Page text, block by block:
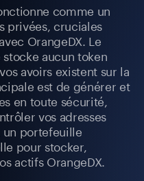
comme un
privées, cruciales
OrangeDX. Le
aucun token
avoirs existent sur la
est de générer et
en toute sécurité,
vos adresses
un portefeuille
pour stocker,
actifs OrangeDX.